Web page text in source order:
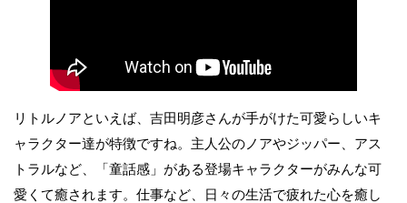
リトルノアといえば、吉田明彦さんが手がけた可愛らしいキ
ャラクター達が特徴ですね。主人公のノアやジッパー、アス
トラルなど、「童話感」がある登場キャラクターがみんな可
愛くて癒されます。仕事など、日々の生活で疲れた心を癒し